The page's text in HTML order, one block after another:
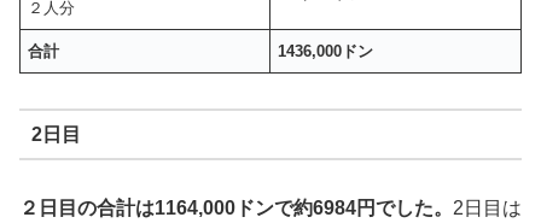
２人分
合計 1436,000ドン
2日目
２日目の合計は1164,000ドンで約6984円でした。 2日目は